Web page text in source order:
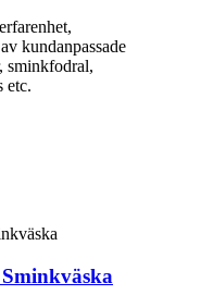
kundanpassade
sminkfodral,
etc.